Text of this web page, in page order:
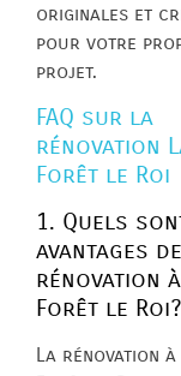
originales et
pour votre
projet.
FAQ sur la
rénovation
Forêt le Roi
1. Quels
avantages
rénovation
Forêt le Roi?
La rénovation à